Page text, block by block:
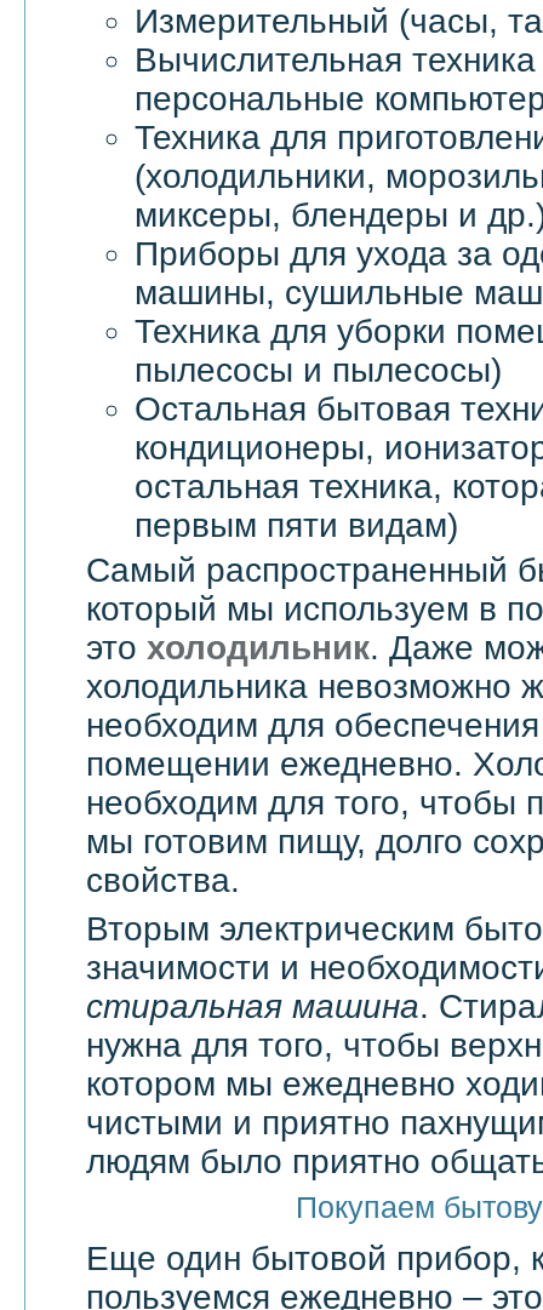
Измерительный (часы,
Вычислительная
персональные
Техника для
(холодильники,
миксеры, блендеры и
Приборы для ухода за
машины, сушильные
Техника для уборки
пылесосы и пылесосы)
Остальная бытовая
кондиционеры,
остальная техника,
первым пяти видам)
Самый распространенный
который мы используем в
это холодильник. Даже
холодильника невозможно
необходим для
помещении ежедневно.
необходим для того, чтобы
мы готовим пищу, долго
свойства.
Вторым электрическим
значимости и
стиральная машина.
нужна для того, чтобы
котором мы ежедневно
чистыми и приятно
людям было приятно
Покупаем
Еще один бытовой прибор,
пользуемся ежедневно –